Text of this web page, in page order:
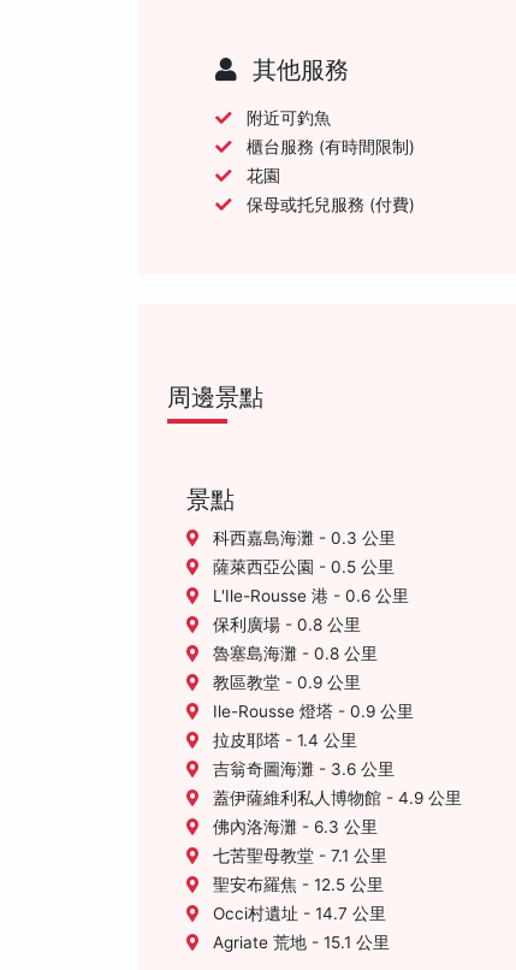
其他服務
附近可釣魚
櫃台服務 (有時間限制)
花園
保母或托兒服務 (付費)
周邊景點
景點
科西嘉島海灘 - 0.3 公里
薩萊西亞公園 - 0.5 公里
L'Ile-Rousse 港 - 0.6 公里
保利廣場 - 0.8 公里
魯塞島海灘 - 0.8 公里
教區教堂 - 0.9 公里
Ile-Rousse 燈塔 - 0.9 公里
拉皮耶塔 - 1.4 公里
吉翁奇圖海灘 - 3.6 公里
蓋伊薩維利私人博物館 - 4.9 公里
佛內洛海灘 - 6.3 公里
七苦聖母教堂 - 7.1 公里
聖安布羅焦 - 12.5 公里
Occi村遺址 - 14.7 公里
Agriate 荒地 - 15.1 公里